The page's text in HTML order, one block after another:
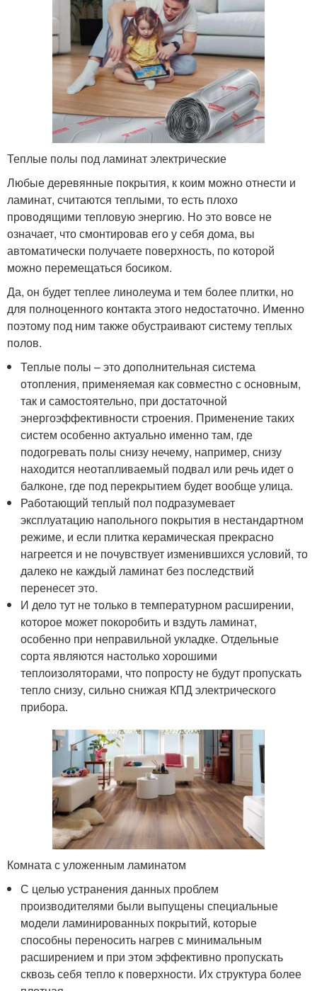
Теплые полы под ламинат электрические
Любые деревянные покрытия, к коим можно отнести и
ламинат, считаются теплыми, то есть плохо
проводящими тепловую энергию. Но это вовсе не
означает, что смонтировав его у себя дома, вы
автоматически получаете поверхность, по которой
можно перемещаться босиком.
Да, он будет теплее линолеума и тем более плитки, но
для полноценного контакта этого недостаточно. Именно
поэтому под ним также обустраивают систему теплых
полов.
Теплые полы – это дополнительная система
отопления, применяемая как совместно с основным,
так и самостоятельно, при достаточной
энергоэффективности строения. Применение таких
систем особенно актуально именно там, где
подогревать полы снизу нечему, например, снизу
находится неотапливаемый подвал или речь идет о
балконе, где под перекрытием будет вообще улица.
Работающий теплый пол подразумевает
эксплуатацию напольного покрытия в нестандартном
режиме, и если плитка керамическая прекрасно
нагреется и не почувствует изменившихся условий, то
далеко не каждый ламинат без последствий
перенесет это.
И дело тут не только в температурном расширении,
которое может покоробить и вздуть ламинат,
особенно при неправильной укладке. Отдельные
сорта являются настолько хорошими
теплоизоляторами, что попросту не будут пропускать
тепло снизу, сильно снижая КПД электрического
прибора.
Комната с уложенным ламинатом
С целью устранения данных проблем
производителями были выпущены специальные
модели ламинированных покрытий, которые
способны переносить нагрев с минимальным
расширением и при этом эффективно пропускать
сквозь себя тепло к поверхности. Их структура более